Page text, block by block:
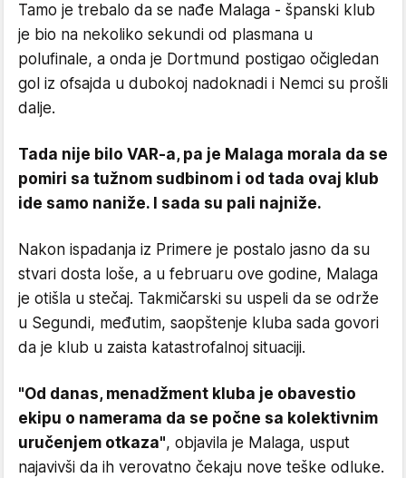
Tamo je trebalo da se nađe Malaga - španski klub
je bio na nekoliko sekundi od plasmana u
polufinale, a onda je Dortmund postigao očigledan
gol iz ofsajda u dubokoj nadoknadi i Nemci su prošli
dalje.
Tada nije bilo VAR-a, pa je Malaga morala da se
pomiri sa tužnom sudbinom i od tada ovaj klub
ide samo naniže. I sada su pali najniže.
Nakon ispadanja iz Primere je postalo jasno da su
stvari dosta loše, a u februaru ove godine, Malaga
je otišla u stečaj. Takmičarski su uspeli da se održe
u Segundi, međutim, saopštenje kluba sada govori
da je klub u zaista katastrofalnoj situaciji.
"Od danas, menadžment kluba je obavestio
ekipu o namerama da se počne sa kolektivnim
uručenjem otkaza", objavila je Malaga, usput
najavivši da ih verovatno čekaju nove teške odluke.